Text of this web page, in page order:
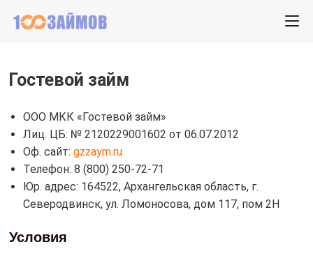
Гостевой займ
ООО МКК «Гостевой займ»
Лиц. ЦБ: № 2120229001602 от 06.07.2012
Оф. сайт: gzzaym.ru
Телефон: 8 (800) 250-72-71
Юр. адрес: 164522, Архангельская область, г.
Северодвинск, ул. Ломоносова, дом 117, пом 2Н
Условия